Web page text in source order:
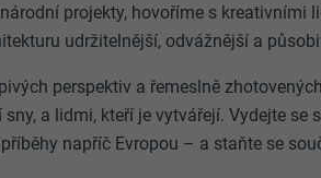
projekty, hovoříme s kreativními
udržitelnější, odvážnější a
perspektiv a řemeslně
a lidmi, kteří je vytvářejí. Vydejte se s
napříč Evropou – a staňte se